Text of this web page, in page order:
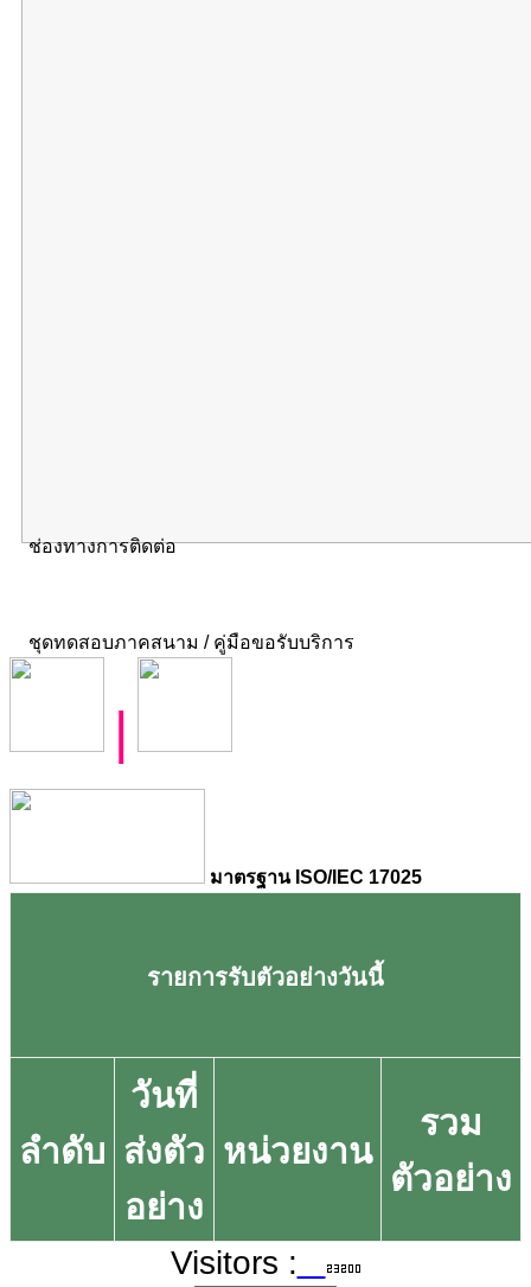
ช่องทางการติดต่อ
ชุดทดสอบภาคสนาม / คู่มือขอรับบริการ
มาตรฐาน ISO/IEC 17025
รายการรับตัวอย่างวันนี้
ลำดับ
วันที่
ส่งตัว
อย่าง
หน่วยงาน
รวม
ตัวอย่าง
Visitors :